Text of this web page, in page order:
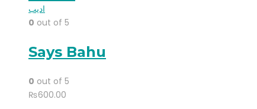
ادیب
0 out of 5
Says Bahu
0 out of 5
₨600.00